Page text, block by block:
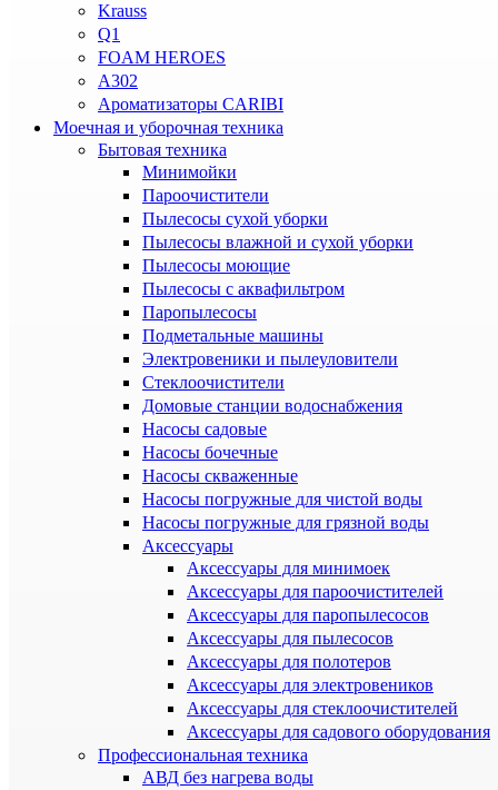
Krauss
Q1
FOAM HEROES
A302
Ароматизаторы CARIBI
Моечная и уборочная техника
Бытовая техника
Минимойки
Пароочистители
Пылесосы сухой уборки
Пылесосы влажной и сухой уборки
Пылесосы моющие
Пылесосы с аквафильтром
Паропылесосы
Подметальные машины
Электровеники и пылеуловители
Стеклоочистители
Домовые станции водоснабжения
Насосы садовые
Насосы бочечные
Насосы скваженные
Насосы погружные для чистой воды
Насосы погружные для грязной воды
Аксессуары
Аксессуары для минимоек
Аксессуары для пароочистителей
Аксессуары для паропылесосов
Аксессуары для пылесосов
Аксессуары для полотеров
Аксессуары для электровеников
Аксессуары для стеклоочистителей
Аксессуары для садового оборудования
Профессиональная техника
АВД без нагрева воды